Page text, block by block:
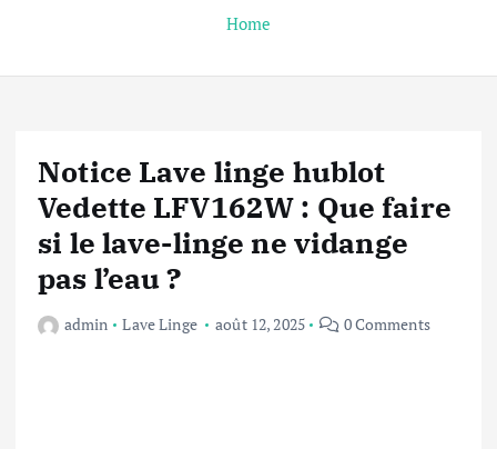
Home
Notice Lave linge hublot
Vedette LFV162W : Que faire
si le lave-linge ne vidange
pas l’eau ?
admin Lave Linge août 12, 2025 0 Comments